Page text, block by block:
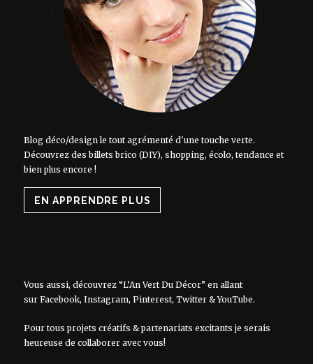
Blog déco/design le tout agrémenté d'une touche verte.
Découvrez des billets brico (DIY), shopping, écolo, tendance et
bien plus encore !
EN APPRENDRE PLUS
Vous aussi, découvrez “L’An Vert Du Décor” en allant
sur Facebook, Instagram, Pinterest, Twitter&YouTube.
Pour tous projets créatifs & partenariats excitants je serais
heureuse de collaborer avec vous!